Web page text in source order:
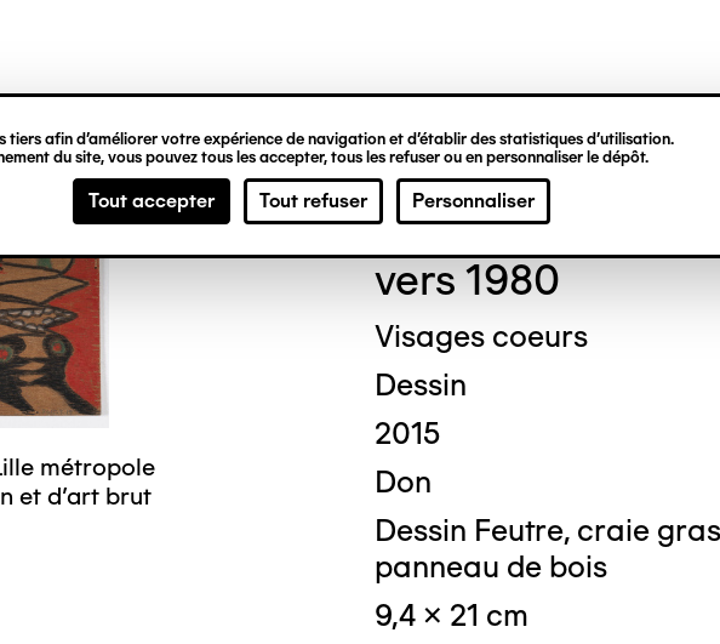
afin d’améliorer votre expérience de navigation et d’établir des statistiques d’utilisation.
du site, vous pouvez tous les accepter, tous les refuser ou en personnaliser le dépôt.
Tout accepter Tout refuser Personnaliser
métropole
et d’art brut
Claire
vers 1980
Visages coeurs
Dessin
2015
Don
Dessin Feutre, craie
panneau de bois
9,4 x 21 cm